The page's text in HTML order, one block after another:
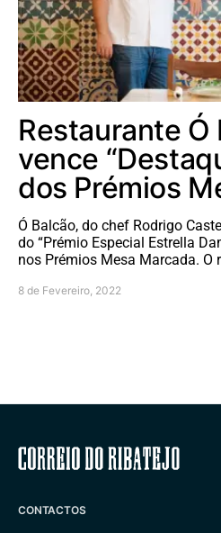
Restaurante Ó
vence
dos Prémios
Ó Balcão, do chef Rodrigo
do “Prémio Especial Estrella
nos Prémios Mesa Marcada. O
8 de Fevereiro, 2022
Correio do
CONTACTOS